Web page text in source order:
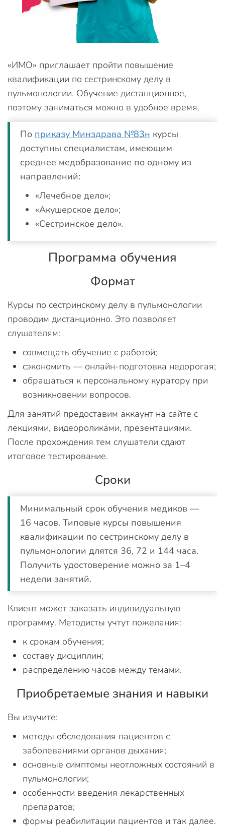
«ИМО» приглашает пройти повышение
квалификации по сестринскому делу в
пульмонологии. Обучение дистанционное,
поэтому заниматься можно в удобное время.
По приказу Минздрава №83н курсы
доступны специалистам, имеющим
среднее медобразование по одному из
направлений:
«Лечебное дело»;
«Акушерское дело»;
«Сестринское дело».
Программа обучения
Формат
Курсы по сестринскому делу в пульмонологии
проводим дистанционно. Это позволяет
слушателям:
совмещать обучение с работой;
сэкономить — онлайн-подготовка недорогая;
обращаться к персональному куратору при
возникновении вопросов.
Для занятий предоставим аккаунт на сайте с
лекциями, видеороликами, презентациями.
После прохождения тем слушатели сдают
итоговое тестирование.
Сроки
Минимальный срок обучения медиков —
16 часов. Типовые курсы повышения
квалификации по сестринскому делу в
пульмонологии длятся 36, 72 и 144 часа.
Получить удостоверение можно за 1–4
недели занятий.
Клиент может заказать индивидуальную
программу. Методисты учтут пожелания:
к срокам обучения;
составу дисциплин;
распределению часов между темами.
Приобретаемые знания и навыки
Вы изучите:
методы обследования пациентов с
заболеваниями органов дыхания;
основные симптомы неотложных состояний в
пульмонологии;
особенности введения лекарственных
препаратов;
формы реабилитации пациентов и так далее.